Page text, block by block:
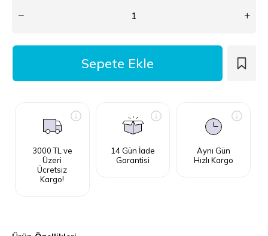
3000 TL ve
Üzeri
Ücretsiz
Kargo!
14 Gün İade
Garantisi
Aynı Gün
Hızlı Kargo